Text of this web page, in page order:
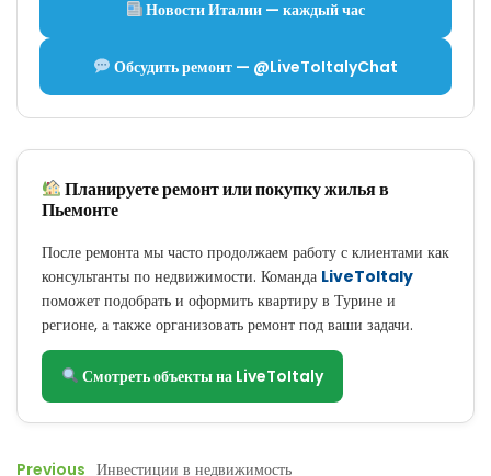
Новости Италии — каждый час
Обсудить ремонт — @LiveToItalyChat
Планируете ремонт или покупку жилья в
Пьемонте
После ремонта мы часто продолжаем работу с клиентами как
консультанты по недвижимости. Команда LiveToItaly
поможет подобрать и оформить квартиру в Турине и
регионе, а также организовать ремонт под ваши задачи.
Смотреть объекты на LiveToItaly
Previous Инвестиции в недвижимость